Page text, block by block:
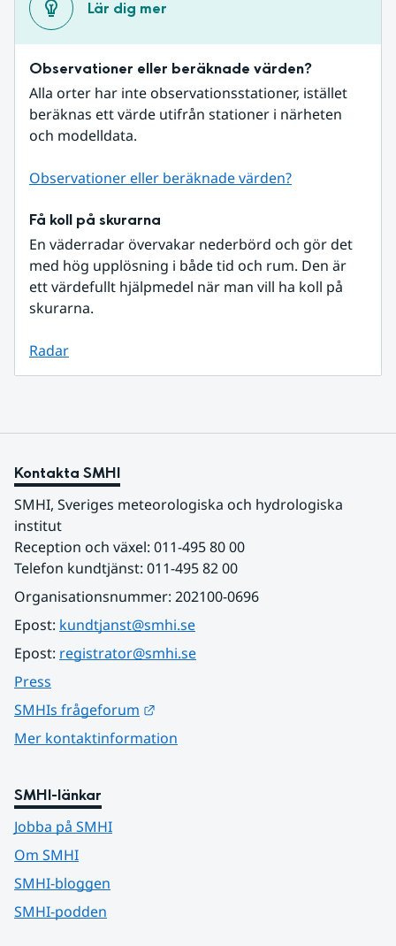
Lär dig mer
Observationer eller beräknade värden?
Alla orter har inte observationsstationer, istället
beräknas ett värde utifrån stationer i närheten
och modelldata.
Observationer eller beräknade värden?
Få koll på skurarna
En väderradar övervakar nederbörd och gör det
med hög upplösning i både tid och rum. Den är
ett värdefullt hjälpmedel när man vill ha koll på
skurarna.
Radar
Kontakta SMHI
SMHI, Sveriges meteorologiska och hydrologiska
institut
Reception och växel: 011-495 80 00
Telefon kundtjänst: 011-495 82 00
Organisationsnummer: 202100-0696
Epost: kundtjanst@smhi.se
Epost: registrator@smhi.se
Press
SMHIs frågeforum
Mer kontaktinformation
SMHI-länkar
Jobba på SMHI
Om SMHI
SMHI-bloggen
SMHI-podden